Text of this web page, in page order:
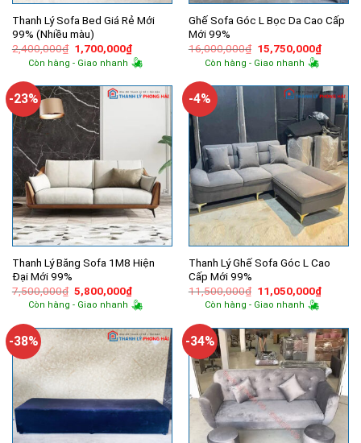
Thanh Lý Sofa Bed Giá Rẻ Mới
99% (Nhiều màu)
2,400,000₫ Giá
gốc
là:
1,700,000₫Giá
hiện
tại
1,700,000₫.
Còn hàng - Giao nhanh
Ghế Sofa Góc L Bọc Da Cao Cấp
Mới 99%
16,000,000₫ Giá
gốc
là:
15,750,000₫Giá
hiện
Còn hàng - Giao nhanh
-23%
Thanh Lý Băng Sofa 1M8 Hiện
Đại Mới 99%
7,500,000₫ Giá
gốc
là:
5,800,000₫Giá
hiện
tại
5,800,000₫.
Còn hàng - Giao nhanh
-4%
Thanh Lý Ghế Sofa Góc L Cao
Cấp Mới 99%
11,500,000₫ Giá
gốc
là:
11,050,000₫Giá
hiện
Còn hàng - Giao nhanh
-38% -34%